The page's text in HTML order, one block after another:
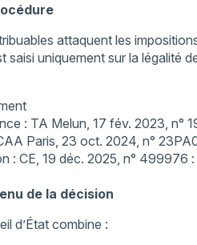
attaquent les
saisi uniquement sur la légalité
: TA Melun, 17 fév. 2023, n°
Paris, 23 oct. 2024, n°
: CE, 19 déc. 2025, n° 499976
de la décision
d’État combine :